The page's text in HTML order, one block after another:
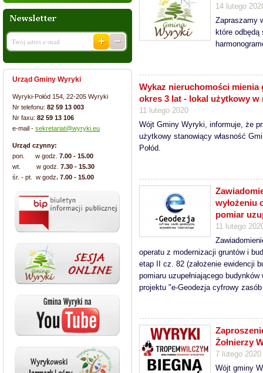
Urząd Gminy Wyryki
Wyryki-Połód 154, 22-205 Wyryki
Nr telefonu: 82 59 13 003
Nr faxu: 82 59 13 106
e-mail - sekretariat@wyryki.eu
Urząd czynny:
pon. w godz. 7.00 - 15.00
wt. w godz. 7.30 - 15.30
śr. - pt. w godz. 7.00 - 15.00
14 lutego
Zapraszamy
które
Wykaz nieruchomości
okres 3 lat - lokal użytkowy w
11 lutego 2020
Wójt Gminy Wyryki, informuje, że
użytkowy stanowiący własność
Połód.
wyłożeniu
pomiar
11 lutego
operatu z modernizacji gruntów i
etap II cz. 82 (założenie ewidencji
pomiaru uzupełniającego
projektu "e-Geodezja cyfrowy
Żołnierzy
7 lutego 2020
Wójt gminy